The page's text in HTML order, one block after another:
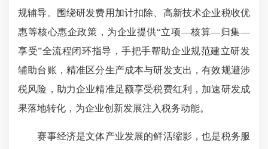
规辅导。围绕研发费用加计扣除、高新技术企业税收优
惠等核心惠企政策，为企业提供“立项—核算—归集—
享受”全流程闭环指导，手把手帮助企业规范建立研发
辅助台账，精准区分生产成本与研发支出，有效规避涉
税风险，助力企业精准足额享受税费红利，加速研发成
果落地转化，为企业创新发展注入税务动能。
赛事经济是文体产业发展的鲜活缩影，也是税务服